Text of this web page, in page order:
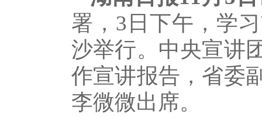
署，3日下午，学
沙举行。中央宣讲
作宣讲报告，省委
李微微出席。